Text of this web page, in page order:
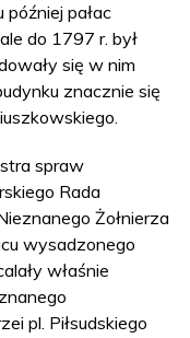
pałac
do 1797 r. był
się w nim
znacznie się
spraw
Rada
Żołnierza
wysadzonego
właśnie
pl. Piłsudskiego